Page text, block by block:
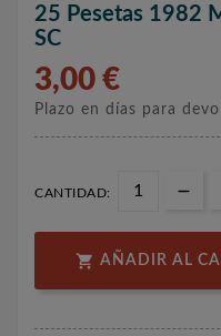
25 Pesetas 1982
SC
3,00 €
Plazo en días para
CANTIDAD:
 AÑADIR AL